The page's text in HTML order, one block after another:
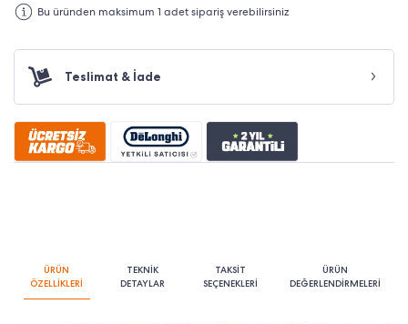
Bu üründen maksimum 1 adet sipariş verebilirsiniz
Teslimat & İade
ÜRÜN
ÖZELLİKLERİ
TEKNİK
DETAYLAR
TAKSİT
SEÇENEKLERİ
ÜRÜN
DEĞERLENDİRMELERİ